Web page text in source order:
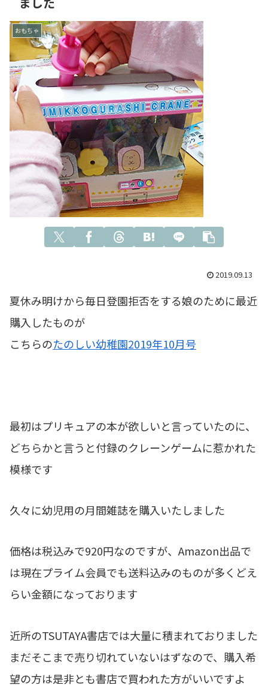
おもちゃ
2019.09.13
夏休み明けから毎日登園拒否をする娘のために最近
購入したものが
こちらのたのしい幼稚園2019年10月号
最初はプリキュアの本が欲しいと言っていたのに、
どちらかと言うと付録のクレーンゲームに惹かれた
模様です
久々に幼児用の月間雑誌を購入いたしました
価格は税込みで920円なのですが、Amazon出品で
は現在プライム会員でも送料込みのものが多くどえ
らい金額になっております
近所のTSUTAYA書店では大量に積まれておりました
まだそこまで売り切れていないはずなので、購入希
望の方は是非とも書店で買われた方がいいですよ